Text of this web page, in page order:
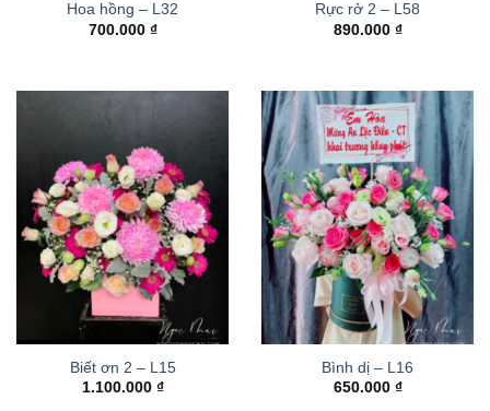
Hoa hồng – L32
700.000 ₫
Rực rở 2 – L58
890.000 ₫
Biết ơn 2 – L15
1.100.000 ₫
Bình dị – L16
650.000 ₫